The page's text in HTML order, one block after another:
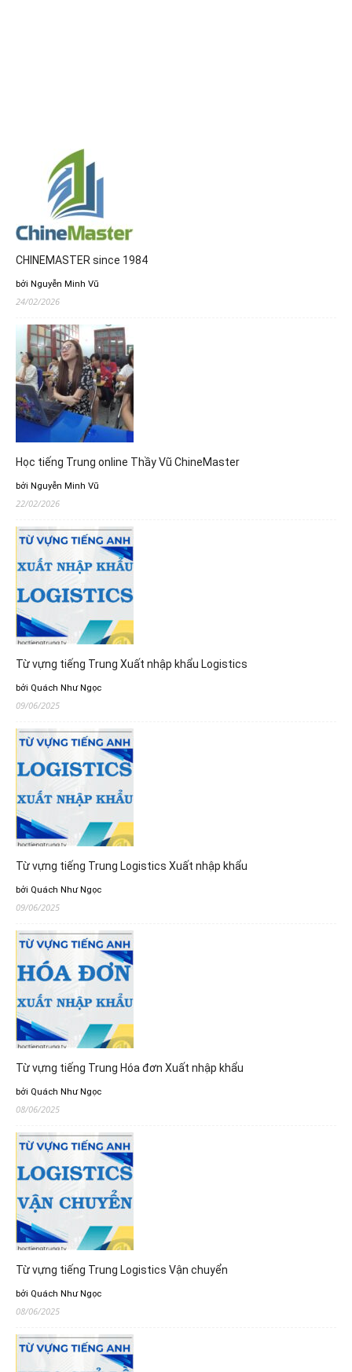
CHINEMASTER since 1984
bởi Nguyễn Minh Vũ
24/02/2026
Học tiếng Trung online Thầy Vũ ChineMaster
bởi Nguyễn Minh Vũ
22/02/2026
Từ vựng tiếng Trung Xuất nhập khẩu Logistics
bởi Quách Như Ngọc
09/06/2025
Từ vựng tiếng Trung Logistics Xuất nhập khẩu
bởi Quách Như Ngọc
09/06/2025
Từ vựng tiếng Trung Hóa đơn Xuất nhập khẩu
bởi Quách Như Ngọc
08/06/2025
Từ vựng tiếng Trung Logistics Vận chuyển
bởi Quách Như Ngọc
08/06/2025